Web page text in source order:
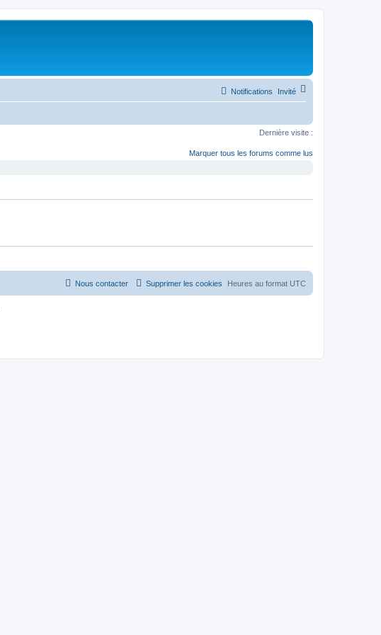
Invité
Notifications
Dernière visite :
Marquer tous les forums comme lus
Heures au format UTC
Supprimer les cookies
Nous contacter